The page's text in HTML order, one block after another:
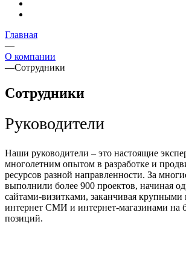
Главная
—
О компании
—Сотрудники
Сотрудники
Руководители
Наши руководители – это настоящие
многолетним опытом в разработке и
ресурсов разной направленности. За
выполнили более 900 проектов, начиная
сайтами-визитками, заканчивая крупными
интернет СМИ и интернет-магазинами на
позиций.
Исполнительный
директор
Геннадий
Поляков
руководителя
Анна
Сафонова
Технический
директор
Максим
Миллер
Руководитель
продаж
Михаил
Светлов